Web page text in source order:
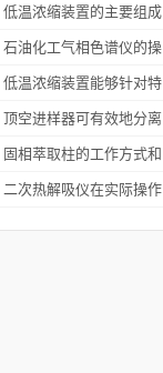
离过程
及使用注意事项
低温浓缩装置的主要组成
部分及具体工作流程分析
石油化工气相色谱仪的操
作要点详细分析
低温浓缩装置能够针对特
定的目标组分进行有效浓
缩
顶空进样器可有效地分离
和富集样品中的挥发性成
分
固相萃取柱的工作方式和
应用场景
二次热解吸仪在实际操作